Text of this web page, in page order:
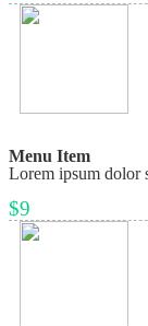
Menu Item
Lorem ipsum dolor
$9